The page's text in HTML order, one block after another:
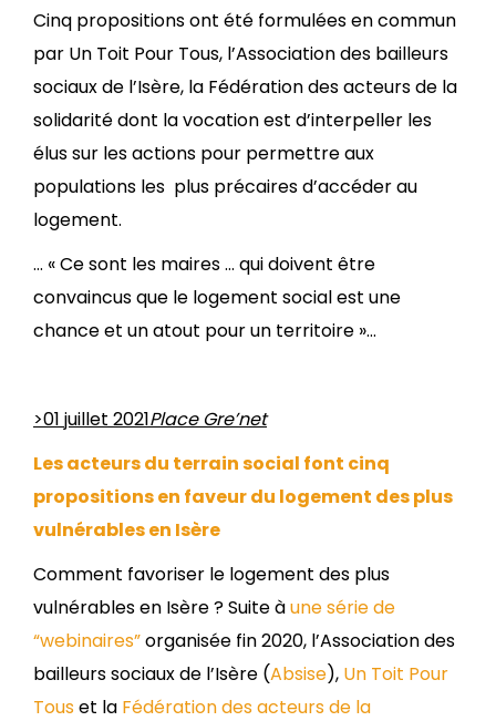
Cinq propositions ont été formulées en commun
par Un Toit Pour Tous, l’Association des bailleurs
sociaux de l’Isère, la Fédération des acteurs de la
solidarité dont la vocation est d’interpeller les
élus sur les actions pour permettre aux
populations les plus précaires d’accéder au
logement.
… « Ce sont les maires … qui doivent être
convaincus que le logement social est une
chance et un atout pour un territoire »…
>01 juillet 2021Place Gre’net
Les acteurs du terrain social font cinq
propositions en faveur du logement des plus
vulnérables en Isère
Comment favoriser le logement des plus
vulnérables en Isère ? Suite àune série de
“webinaires”organisée fin 2020, l’Association des
bailleurs sociaux de l’Isère (Absise), Un Toit Pour
Touset la Fédération des acteurs de la